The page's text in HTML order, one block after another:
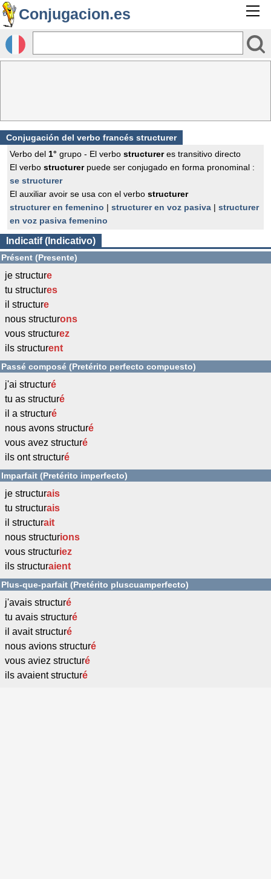
Conjugacion.es
Conjugación del verbo francés structurer
Verbo del 1° grupo - El verbo structureres transitivo directo
El verbo structurerpuede ser conjugado en forma pronominal :
se structurer
El auxiliar avoir se usa con el verbo structurer
structurer en femenino | structurer en voz pasiva | structurer
en voz pasiva femenino
Indicatif (Indicativo)
Présent (Presente)
je structure
tu structures
il structure
nous structurons
vous structurez
ils structurent
Passé composé (Pretérito perfecto compuesto)
j'ai structuré
tu as structuré
il a structuré
nous avons structuré
vous avez structuré
ils ont structuré
Imparfait (Pretérito imperfecto)
je structurais
tu structurais
il structurait
nous structurions
vous structuriez
ils structuraient
Plus-que-parfait (Pretérito pluscuamperfecto)
j'avais structuré
tu avais structuré
il avait structuré
nous avions structuré
vous aviez structuré
ils avaient structuré